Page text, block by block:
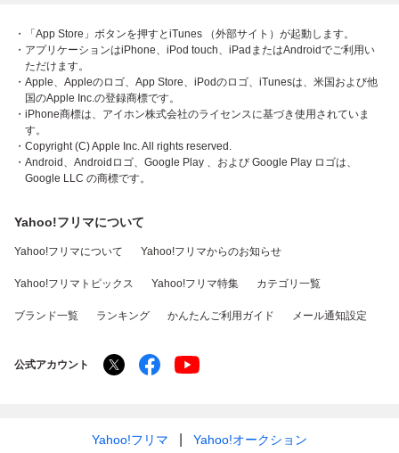
・「App Store」ボタンを押すとiTunes （外部サイト）が起動します。
・アプリケーションはiPhone、iPod touch、iPadまたはAndroidでご利用い
ただけます。
・Apple、Appleのロゴ、App Store、iPodのロゴ、iTunesは、米国および他
国のApple Inc.の登録商標です。
・iPhone商標は、アイホン株式会社のライセンスに基づき使用されていま
す。
・Copyright (C) Apple Inc. All rights reserved.
・Android、Androidロゴ、Google Play 、および Google Play ロゴは、
Google LLC の商標です。
Yahoo!フリマについて
Yahoo!フリマについて Yahoo!フリマからのお知らせ
Yahoo!フリマトピックス Yahoo!フリマ特集 カテゴリ一覧
ブランド一覧 ランキング かんたんご利用ガイド メール通知設定
公式アカウント
Yahoo!フリマ Yahoo!オークション